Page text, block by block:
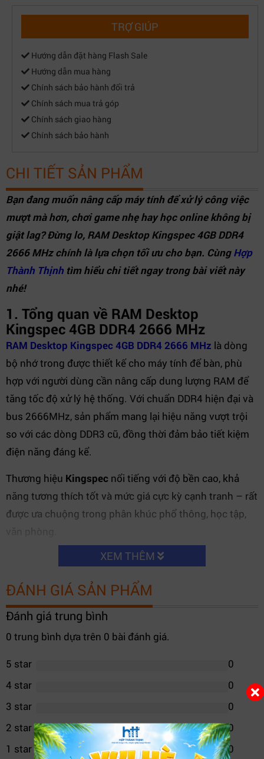
TRỢ GIÚP
Hướng dẫn đặt hàng Flash Sale
Hướng dẫn mua hàng
Chính sách bảo hành đổi trả
Chính sách mua trả góp
Chính sách giao hàng
Chính sách bảo hành
CHI TIẾT SẢN PHẨM
Bạn đang muốn nâng cấp máy tính để xử lý công việc
mượt mà hơn, chơi game nhẹ hay học online không bị
giật lag? Đừng lo, RAM Desktop Kingspec 4GB DDR4
2666 MHz chính là lựa chọn tối ưu cho bạn. CùngHợp
Thành Thịnh tìm hiểu chi tiết ngay trong bài viết này
nhé!
1. Tổng quan về RAM Desktop
Kingspec 4GB DDR4 2666 MHz
RAM Desktop Kingspec 4GB DDR4 2666 MHz là dòng
bộ nhớ trong được thiết kế cho máy tính để bàn, phù
hợp với người dùng cần nâng cấp dung lượng RAM để
tăng tốc độ xử lý hệ thống. Với chuẩn DDR4 hiện đại và
bus 2666MHz, sản phẩm mang lại hiệu năng vượt trội
so với các dòng DDR3 cũ, đồng thời đảm bảo tiết kiệm
điện năng đáng kể.
Thương hiệu Kingspec nổi tiếng với độ bền cao, khả
năng tương thích tốt và mức giá cực kỳ cạnh tranh – rất
được ưa chuộng trong phân khúc phổ thông, học tập,
XEM THÊM
ĐÁNH GIÁ SẢN PHẨM
Đánh giá trung bình
0 trung bình dựa trên 0 bài đánh giá.
5 star
0
4 star
0
3 star
0
2 star
0
1 star
0